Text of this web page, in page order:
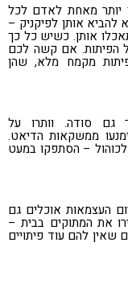
יותר מאחת לאדם לכל
להביא אותן לפיקניק –
אותן. כשיש כל כך
הפיתות. אם קשה לכם
מקמח מלא, שהן
סודה. וותרו על
ממשקאות הדיאט.
– הסתפקו במעט
העצמאות אוכלים גם
את המתוקים בבית –
שאין להם עוד פיתויים